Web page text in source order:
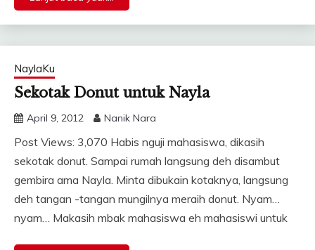
NaylaKu
Sekotak Donut untuk Nayla
April 9, 2012 Nanik Nara
Post Views: 3,070 Habis nguji mahasiswa, dikasih
sekotak donut. Sampai rumah langsung deh disambut
gembira ama Nayla. Minta dibukain kotaknya, langsung
deh tangan -tangan mungilnya meraih donut. Nyam…
nyam… Makasih mbak mahasiswa eh mahasiswi untuk